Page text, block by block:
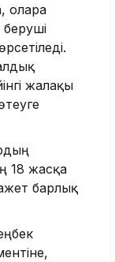
жалақы
18 жасқа
барлық